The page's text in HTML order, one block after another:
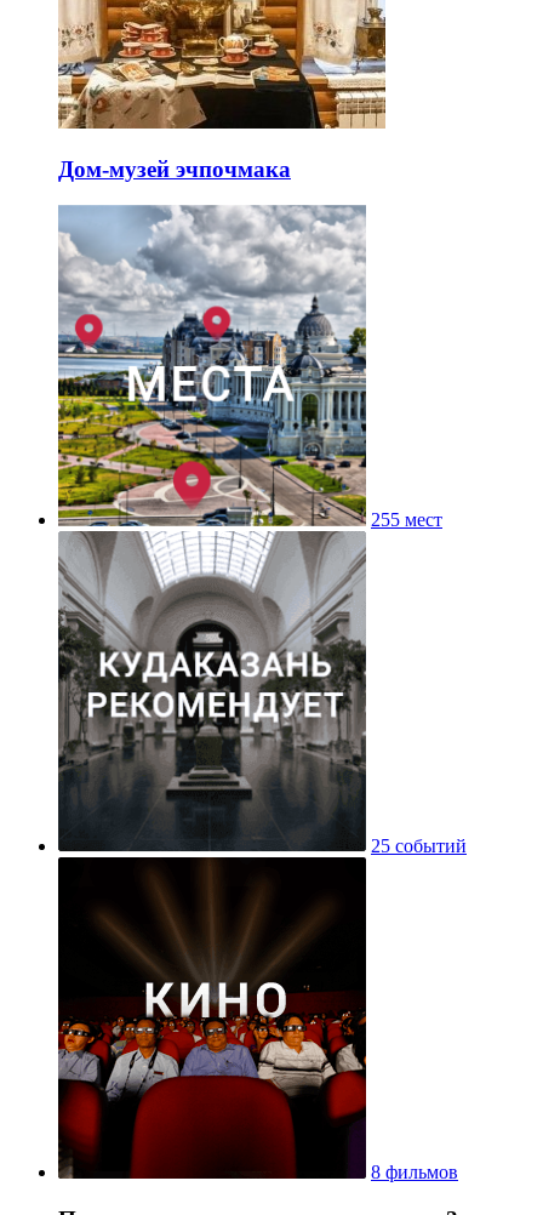
Дом-музей эчпочмака
255 мест
25 событий
8 фильмов